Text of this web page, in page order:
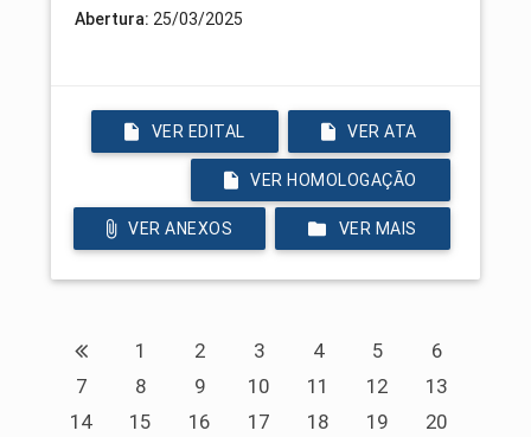
Abertura: 25/03/2025
VER EDITAL VER ATA
VER HOMOLOGAÇÃO
VER ANEXOS VER MAIS
1 2 3 4 5
6
7
8 9 10 11 12
13
14
15 16 17 18 19
20